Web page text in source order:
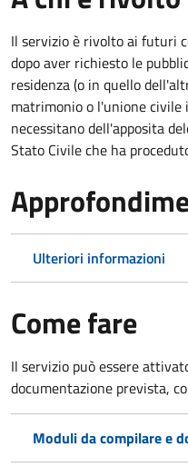
Il servizio è rivolto ai futuri
dopo aver richiesto le
residenza (o in quello
matrimonio o l'unione civile
necessitano dell'apposita
Stato Civile che ha
Ulteriori informazioni
Come fare
Il servizio può essere
documentazione prevista,
Moduli da compilare e